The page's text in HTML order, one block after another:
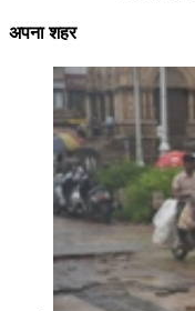
अपना शहर